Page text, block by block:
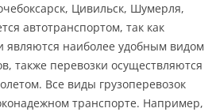
Цивильск, Шумерля,
автотранспортом, так как
являются наиболее удобным видом
также перевозки осуществляются
Все виды грузоперевозок
транспорте. Например,